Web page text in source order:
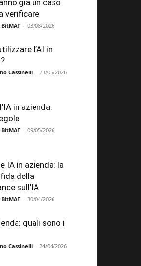
già un caso
verificare
BitMAT - 03/08/2026
l’AI in
Cassinelli - 23/05/2026
in azienda:
BitMAT - 09/05/2026
IA in azienda: la
della
sull’IA
BitMAT - 30/04/2026
quali sono i
Cassinelli - 24/04/2026